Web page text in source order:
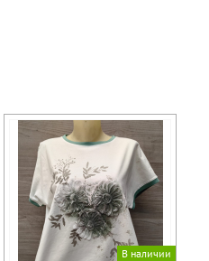
В наличии